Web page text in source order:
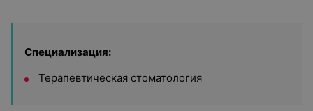
Специализация:
Терапевтическая стоматология